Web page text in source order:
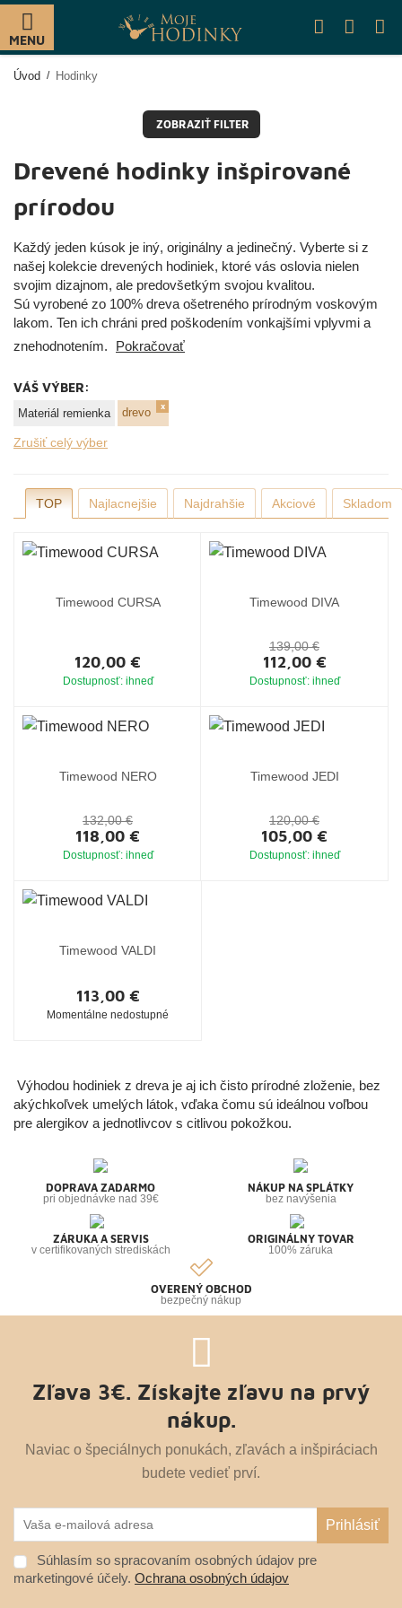
MENU
Úvod Hodinky
ZOBRAZIŤ FILTER
Drevené hodinky inšpirované
prírodou
Každý jeden kúsok je iný, originálny a jedinečný. Vyberte si z
našej kolekcie drevených hodiniek, ktoré vás oslovia nielen
svojim dizajnom, ale predovšetkým svojou kvalitou.
Sú vyrobené zo 100% dreva ošetreného prírodným voskovým
lakom. Ten ich chráni pred poškodením vonkajšími vplyvmi a
znehodnotením.
Pokračovať
VÁŠ VÝBER:
Materiál remienka drevo
Zrušiť celý výber
TOP Najlacnejšie Najdrahšie Akciové Skladom
Timewood CURSA
120,00 €
Dostupnosť: ihneď
Timewood DIVA
139,00 €
112,00 €
Dostupnosť: ihneď
Timewood NERO
132,00 €
118,00 €
Dostupnosť: ihneď
Timewood JEDI
120,00 €
105,00 €
Dostupnosť: ihneď
Timewood VALDI
113,00 €
Momentálne nedostupné
Výhodou hodiniek z dreva je aj ich čisto prírodné zloženie, bez
akýchkoľvek umelých látok, vďaka čomu sú ideálnou voľbou
pre alergikov a jednotlivcov s citlivou pokožkou.
DOPRAVA ZADARMO
pri objednávke nad 39€
NÁKUP NA SPLÁTKY
bez navýšenia
ZÁRUKA A SERVIS
v certifikovaných strediskách
ORIGINÁLNY TOVAR
100% záruka
OVERENÝ OBCHOD
bezpečný nákup
Zľava 3€. Získajte zľavu na prvý
nákup.
Naviac o špeciálnych ponukách, zľavách a inšpiráciach
budete vedieť prví.
Súhlasím so spracovaním osobných údajov pre
marketingové účely. Ochrana osobných údajov